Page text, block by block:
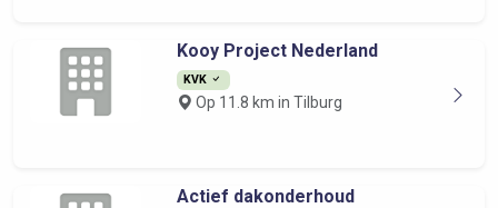
Kooy Project Nederland
KVK
Op 11.8 km in Tilburg
Actief dakonderhoud